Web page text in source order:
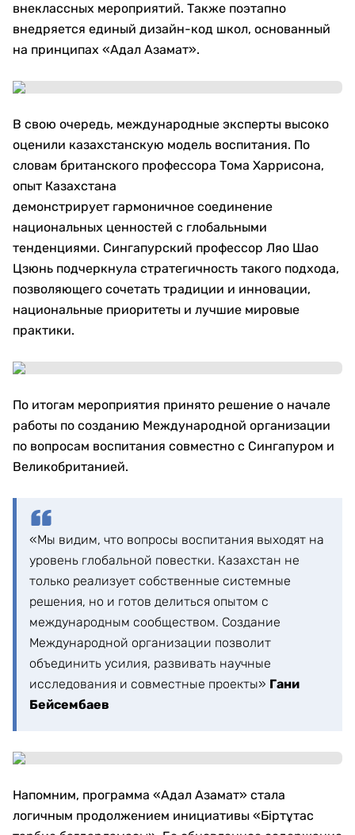
внеклассных мероприятий. Также поэтапно
внедряется единый дизайн-код школ, основанный
на принципах «Адал Азамат».
В свою очередь, международные эксперты высоко
оценили казахстанскую модель воспитания. По
словам британского профессора Тома Харрисона,
опыт Казахстана
демонстрирует гармоничное соединение
национальных ценностей с глобальными
тенденциями. Сингапурский профессор Ляо Шао
Цзюнь подчеркнула стратегичность такого подхода,
позволяющего сочетать традиции и инновации,
национальные приоритеты и лучшие мировые
практики.
По итогам мероприятия принято решение о начале
работы по созданию Международной организации
по вопросам воспитания совместно с Сингапуром и
Великобританией.
«Мы видим, что вопросы воспитания выходят на
уровень глобальной повестки. Казахстан не
только реализует собственные системные
решения, но и готов делиться опытом с
международным сообществом. Создание
Международной организации позволит
объединить усилия, развивать научные
исследования и совместные проекты» Гани
Бейсембаев
Напомним, программа «Адал Азамат» стала
логичным продолжением инициативы «Біртұтас